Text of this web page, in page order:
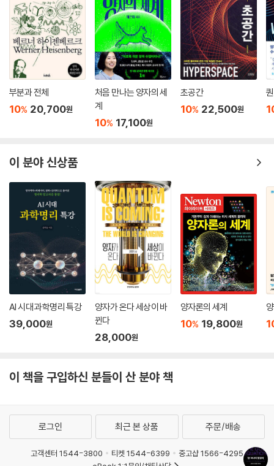
꿈을 이루는 데 어떻게든 일조하고 싶었기 때문이다.”(10쪽)
1947년생인 미치오 카쿠는 여덟 살 때 아인슈타인의 사망 소식을 접하고,
그가 죽는 날까지 매달렸던 통일장이론을 공부하기로 결심한 후 지금까지
그 꿈을 이루기 위해 노력하고 있다. 그 탐구의 결정판이라고 할 수 있는
《단 하나의 방정식》은 베스트셀러 과학 작가로서 마음의 가장 깊은 곳(《마
음의 미래》)과 인류의 가장 먼 미래(《인류의 미래》)까지 섭렵한 이론물리
학자가 자신의 전공 분야이자 여덟 살 이후 한 번도 머릿속을 떠나지 않았
300쪽이 채 안 되는 분량에 자연의 근본적인 힘들을 밝혀온 이론물리학의
다는 데서 과학자이자 작가로서 그의 내공을 느낄 수 있다. 제목과는 달리
본문에 방정식은 거의 나오지 않는다. 존재에 관한 사색에 잠긴 이들에게
지적인 만족과 완독의 기쁨을 주는 책이 될 것이다.
부분과 전체
10% 20,700원
처음 만나는 양자의 세
계
10% 17,100원
초공간
10% 22,500원
이 분야 신상품
AI 시대 과학명리 특강
39,000원
양자가 온다 세상이 바
뀐다
28,000원
양자론의 세계
10% 19,800원
이 책을 구입하신 분들이 산 분야 책
로그인 최근 본 상품 주문/배송
고객센터 1544-3800 티켓 1544-6399
중고샵 1566-4295